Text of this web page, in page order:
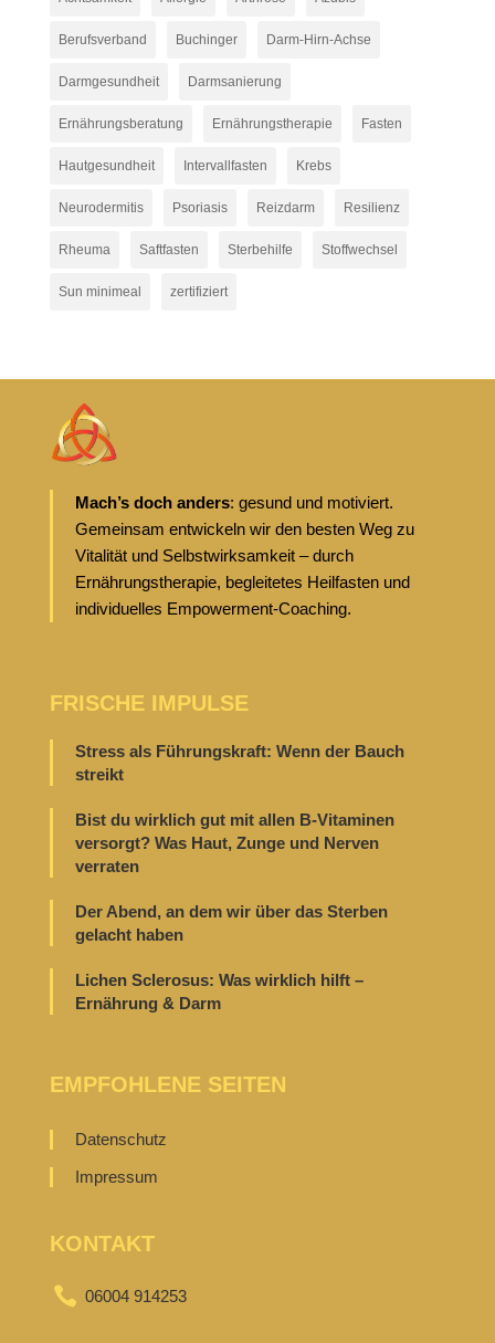
Berufsverband Buchinger Darm-Hirn-Achse
Darmgesundheit Darmsanierung
Ernährungsberatung Ernährungstherapie Fasten
Hautgesundheit Intervallfasten Krebs
Neurodermitis Psoriasis Reizdarm Resilienz
Rheuma Saftfasten Sterbehilfe Stoffwechsel
Sun minimeal zertifiziert
Mach’s doch anders: gesund und motiviert.
Gemeinsam entwickeln wir den besten Weg zu
Vitalität und Selbstwirksamkeit – durch
Ernährungstherapie, begleitetes Heilfasten und
individuelles Empowerment-Coaching.
FRISCHE IMPULSE
Stress als Führungskraft: Wenn der Bauch
streikt
Bist du wirklich gut mit allen B-Vitaminen
versorgt? Was Haut, Zunge und Nerven
verraten
Der Abend, an dem wir über das Sterben
gelacht haben
Lichen Sclerosus: Was wirklich hilft –
Ernährung & Darm
EMPFOHLENE SEITEN
Datenschutz
Impressum
KONTAKT
 06004 914253